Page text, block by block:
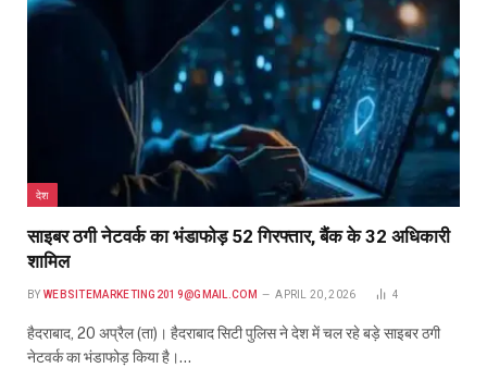
देश
साइबर ठगी नेटवर्क का भंडाफोड़ 52 गिरफ्तार, बैंक के 32 अधिकारी
शामिल
BY WEBSITEMARKETING2019@GMAIL.COM APRIL 20, 2026 4
हैदराबाद, 20 अप्रैल (ता)। हैदराबाद सिटी पुलिस ने देश में चल रहे बड़े साइबर ठगी
नेटवर्क का भंडाफोड़ किया है।…